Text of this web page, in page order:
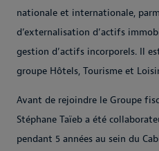
nationale et internationale,
d’externalisation d’actifs
gestion d’actifs incorporels. Il
groupe Hôtels, Tourisme et
Avant de rejoindre le Groupe
Stéphane Taïeb a été
pendant 5 années au sein du